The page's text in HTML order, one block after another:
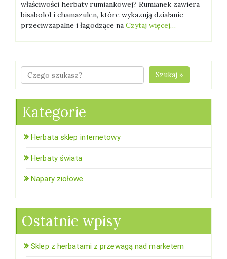
właściwości herbaty rumiankowej? Rumianek zawiera
bisabolol i chamazulen, które wykazują działanie
przeciwzapalne i łagodzące na Czytaj więcej…
Szukaj »
Kategorie
Herbata sklep internetowy
Herbaty świata
Napary ziołowe
Ostatnie wpisy
Sklep z herbatami z przewagą nad marketem